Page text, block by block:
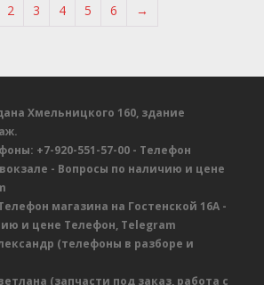
2 3 4 5 6 →
Хмельницкого 160, здание
+7-920-551-57-00 - Телефон
- Вопросы по наличию и цене
магазина на Гостенской 16А -
и цене Телефон, Telegram
(телефоны в разборе и
(запчасти под заказ, работа с